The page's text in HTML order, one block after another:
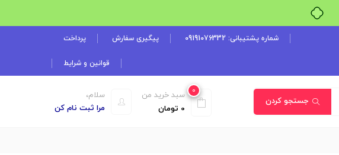
شماره پشتیبانی: 09191076332 پیگیری سفارش پرداخت
قوانین و شرایط
جستجو کردن
سلام،
مرا ثبت نام کن
0
سبد خرید من
0 تومان